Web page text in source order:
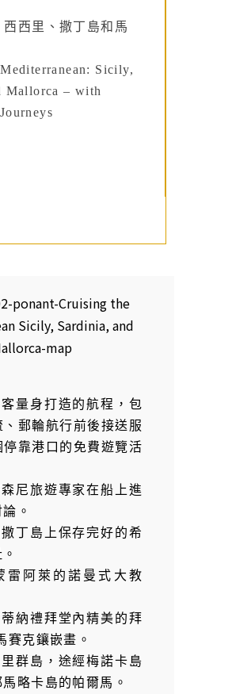
西里、撒丁島和馬
Sicily,
Mallorca – with
量身打造的航程，包
郵輪航行前後接送服
靠港口的免費遊覽活
尼旅遊專家在船上進
。
丁島上保存完好的希
雷阿萊的諾曼式大教
納禮拜堂內精美的拜
賽克鑲嵌畫。
群島，途經梅諾卡島
略卡島的帕爾馬。